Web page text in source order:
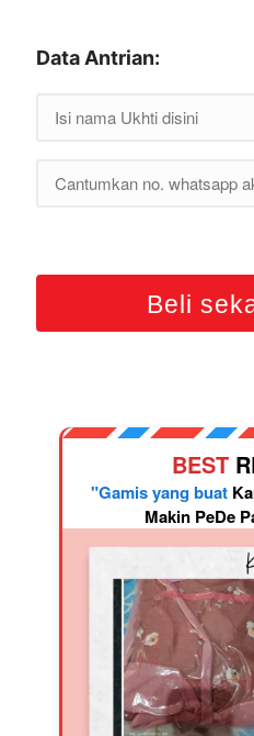
Data Antrian:
Beli
BEST
"Gamis yang buat
Makin PeDe